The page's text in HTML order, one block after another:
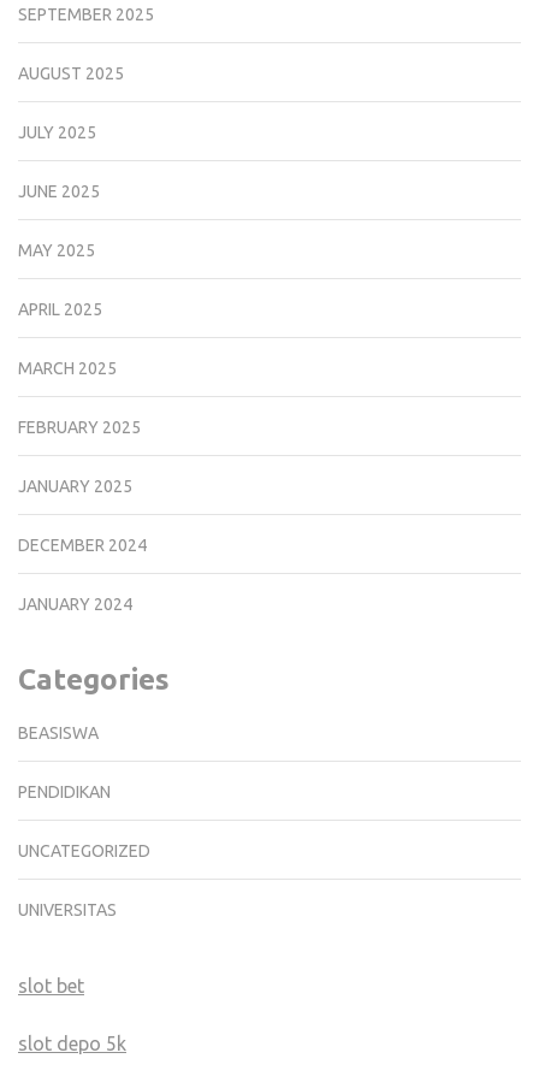
SEPTEMBER 2025
AUGUST 2025
JULY 2025
JUNE 2025
MAY 2025
APRIL 2025
MARCH 2025
FEBRUARY 2025
JANUARY 2025
DECEMBER 2024
JANUARY 2024
Categories
BEASISWA
PENDIDIKAN
UNCATEGORIZED
UNIVERSITAS
slot bet
slot depo 5k